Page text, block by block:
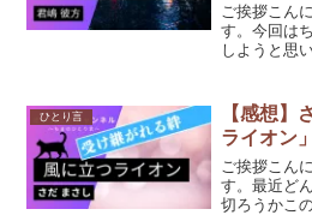
ご挨拶こん
す。今回は
しようと思
結果は糖尿
にも痩せて
ひとり言
【感想】
ライオン
ご挨拶こん
す。最近ど
切ろうかこ